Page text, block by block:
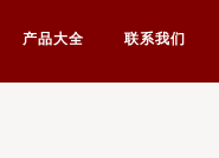
产品大全 联系我们